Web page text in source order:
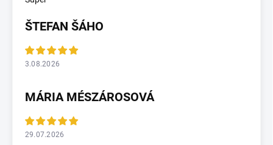
ŠTEFAN ŠÁHO
3.08.2026
MÁRIA MÉSZÁROSOVÁ
29.07.2026